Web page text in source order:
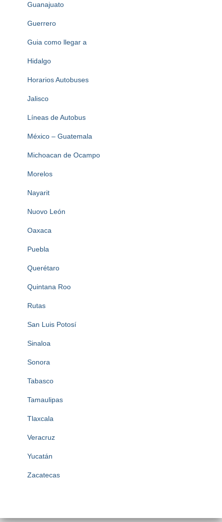
Guanajuato
Guerrero
Guia como llegar a
Hidalgo
Horarios Autobuses
Jalisco
Líneas de Autobus
México – Guatemala
Michoacan de Ocampo
Morelos
Nayarit
Nuovo León
Oaxaca
Puebla
Querétaro
Quintana Roo
Rutas
San Luis Potosí
Sinaloa
Sonora
Tabasco
Tamaulipas
Tlaxcala
Veracruz
Yucatán
Zacatecas